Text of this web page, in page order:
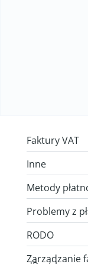
Faktury VAT
Inne
Metody
Problemy z
RODO
Zarządzanie